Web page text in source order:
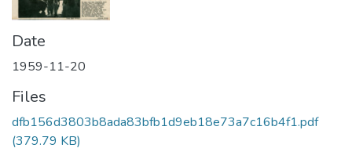
Date
1959-11-20
Files
dfb156d3803b8ada83bfb1d9eb18e73a7c16b4f1.pdf
(379.79 KB)